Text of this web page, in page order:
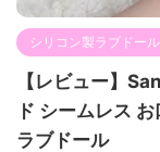
シリコン製ラブドール
【レビュー】
ド シームレス
ラブドール